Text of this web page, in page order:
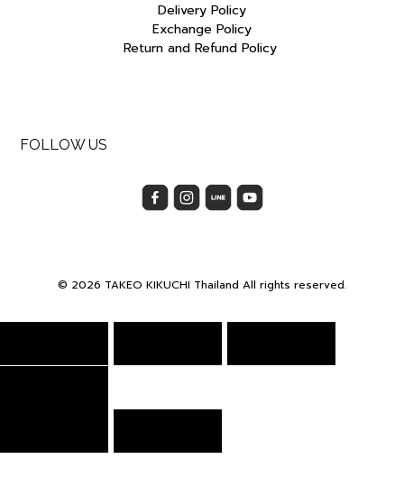
Delivery Policy
Exchange Policy
Return and Refund Policy
FOLLOW US
© 2026 TAKEO KIKUCHI Thailand All rights reserved.